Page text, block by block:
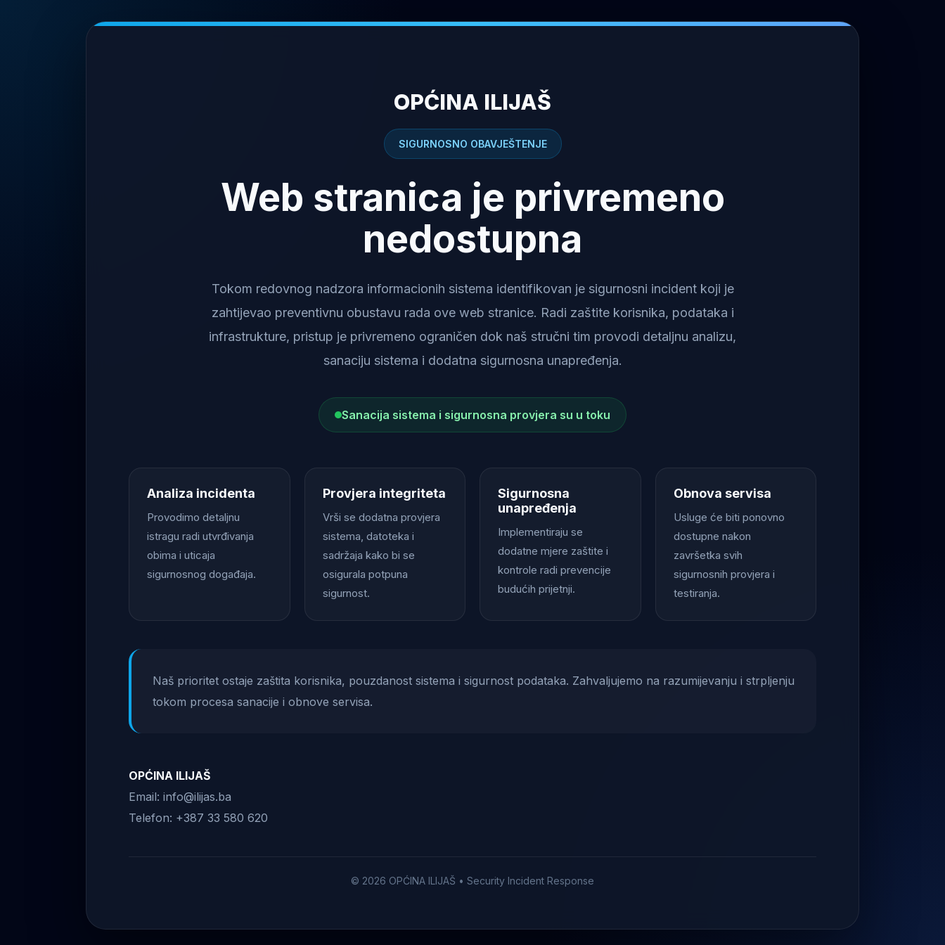
OPĆINA ILIJAŠ
SIGURNOSNO OBAVJEŠTENJE
Web stranica je privremeno
nedostupna
Tokom redovnog nadzora informacionih sistema identifikovan je sigurnosni incident koji je
zahtijevao preventivnu obustavu rada ove web stranice. Radi zaštite korisnika, podataka i
infrastrukture, pristup je privremeno ograničen dok naš stručni tim provodi detaljnu analizu,
sanaciju sistema i dodatna sigurnosna unapređenja.
Sanacija sistema i sigurnosna provjera su u toku
Analiza incidenta
Provodimo detaljnu
istragu radi utvrđivanja
obima i uticaja
sigurnosnog događaja.
Provjera integriteta
Vrši se dodatna provjera
sistema, datoteka i
sadržaja kako bi se
osigurala potpuna
sigurnost.
Sigurnosna
unapređenja
Implementiraju se
dodatne mjere zaštite i
kontrole radi prevencije
budućih prijetnji.
Obnova servisa
Usluge će biti ponovno
dostupne nakon
završetka svih
sigurnosnih provjera i
testiranja.
Naš prioritet ostaje zaštita korisnika, pouzdanost sistema i sigurnost podataka. Zahvaljujemo na razumijevanju i strpljenju
tokom procesa sanacije i obnove servisa.
OPĆINA ILIJAŠ
Email: info@ilijas.ba
Telefon: +387 33 580 620
© 2026 OPĆINA ILIJAŠ • Security Incident Response